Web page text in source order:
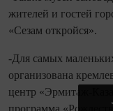
жителей и гостей
«Сезам откройся».
-Для самых
организована
центр «Эрмитаж-
программа